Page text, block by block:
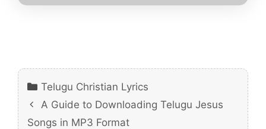
Categories
Telugu Christian Lyrics
A Guide to Downloading Telugu Jesus
Songs in MP3 Format